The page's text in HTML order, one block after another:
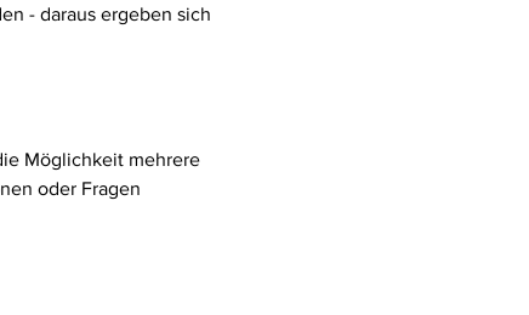
- daraus ergeben sich
Möglichkeit mehrere
oder Fragen